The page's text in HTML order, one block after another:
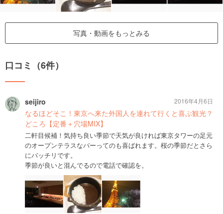
写真・動画をもっとみる
口コミ（6件）
seijiro
なるほどそこ！東京へ来た外国人を連れて行くと喜ぶ観光？
どころ【定番＋穴場MIX】
二軒目候補！気持ち良い季節で天気が良ければ東京タワーの足元
のオープンテラスなバーってのも喜ばれます。桜の季節だとさら
にバッチリです。
季節が良いと混んでるので電話で確認を。
2016年4月6日